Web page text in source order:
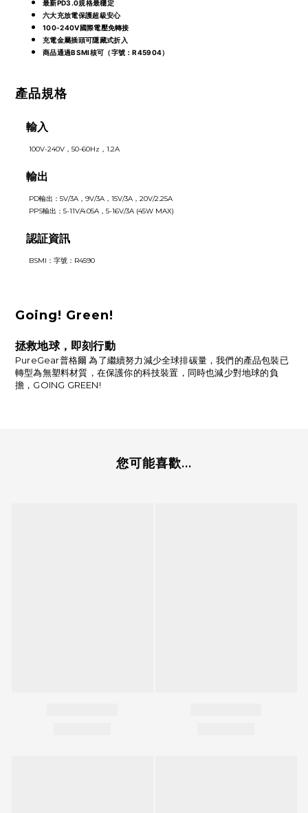
最新PD3.0規格最穩定
六大充放電保護超級安心
100-240V國際電壓免轉接
充電金屬插頭可隱藏式折入
商品通過BSMI核可（字號：R45904）
產品規格
輸入
100V-240V，50-60Hz，1.2A
輸出
PD輸出：5V/3A，9V/3A，15V/3A，20V/2.25A
PPS輸出：5-11V/4.05A，5-16V/3A (45W MAX)
認証資訊
BSMI：字號：R4590
Going! Green!
拯救地球，即刻行動
PureGear普格爾 為了繼續努力減少全球排碳量，我們的產品包裝已
轉型為無塑料材質，在保護你的科技裝置，同時也減少對地球的負
擔，GOING GREEN!
您可能喜歡...